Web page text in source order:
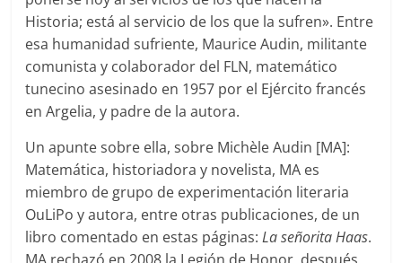
Historia; está al servicio de los que la sufren». Entre
esa humanidad sufriente, Maurice Audin, militante
comunista y colaborador del FLN, matemático
tunecino asesinado en 1957 por el Ejército francés
en Argelia, y padre de la autora.
Un apunte sobre ella, sobre Michèle Audin [MA]:
Matemática, historiadora y novelista, MA es
miembro de grupo de experimentación literaria
OuLiPo y autora, entre otras publicaciones, de un
libro comentado en estas páginas:La señorita Haas.